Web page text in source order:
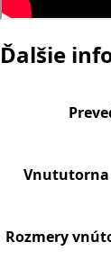
Ďalšie
Rozmery